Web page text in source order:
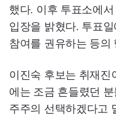
했다. 이후 투표소에
입장을 밝혔다. 투표
참여를 권유하는 등의
이진숙 후보는 취재진
에는 조금 흔들렸던
주주의 선택하겠다고